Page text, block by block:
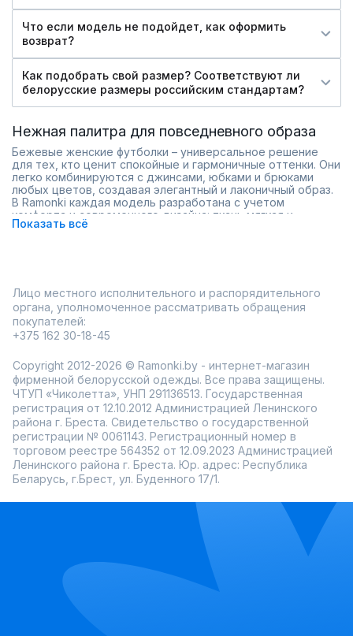
Что если модель не подойдет, как оформить
возврат?
Как подобрать свой размер? Соответствуют ли
белорусские размеры российским стандартам?
Нежная палитра для повседневного образа
Бежевые женские футболки – универсальное решение
для тех, кто ценит спокойные и гармоничные оттенки. Они
легко комбинируются с джинсами, юбками и брюками
любых цветов, создавая элегантный и лаконичный образ.
В Ramonki каждая модель разработана с учетом
комфорта и современного дизайна: ткань мягкая и
приятная к телу, швы аккуратные, а посадка продумана
Различные фасоны: классика, свободный крой,
укороченные модели
Возможность примерки перед покупкой
Постоянные акции и скидки
элегантные образы без лишних усилий. Ramonki
предлагает быструю доставку по всей России, широкий
размерный ряд и мобильное приложение для удобного
выбора и заказа.
Показать всё
Лицо местного исполнительного и распорядительного
органа, уполномоченное рассматривать обращения
покупателей:
+375 162 30-18-45
Copyright 2012-2026 © Ramonki.by - интернет-магазин
фирменной белорусской одежды. Все права защищены.
ЧТУП «Чиколетта», УНП 291136513. Государственная
регистрация от 12.10.2012 Администрацией Ленинского
района г. Бреста. Свидетельство о государственной
регистрации № 0061143. Регистрационный номер в
торговом реестре 564352 от 12.09.2023 Администрацией
Ленинского района г. Бреста. Юр. адрес: Республика
Беларусь, г.Брест, ул. Буденного 17/1.